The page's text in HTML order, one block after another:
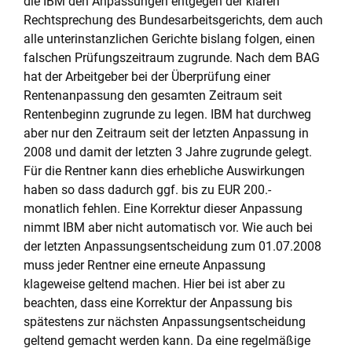
Rechtsprechung des Bundesarbeitsgerichts, dem auch
alle unterinstanzlichen Gerichte bislang folgen, einen
falschen Prüfungszeitraum zugrunde. Nach dem BAG
hat der Arbeitgeber bei der Überprüfung einer
Rentenanpassung den gesamten Zeitraum seit
Rentenbeginn zugrunde zu legen. IBM hat durchweg
aber nur den Zeitraum seit der letzten Anpassung in
2008 und damit der letzten 3 Jahre zugrunde gelegt.
Für die Rentner kann dies erhebliche Auswirkungen
haben so dass dadurch ggf. bis zu EUR 200.-
monatlich fehlen. Eine Korrektur dieser Anpassung
nimmt IBM aber nicht automatisch vor. Wie auch bei
der letzten Anpassungsentscheidung zum 01.07.2008
muss jeder Rentner eine erneute Anpassung
klageweise geltend machen. Hier bei ist aber zu
beachten, dass eine Korrektur der Anpassung bis
spätestens zur nächsten Anpassungsentscheidung
geltend gemacht werden kann. Da eine regelmäßige